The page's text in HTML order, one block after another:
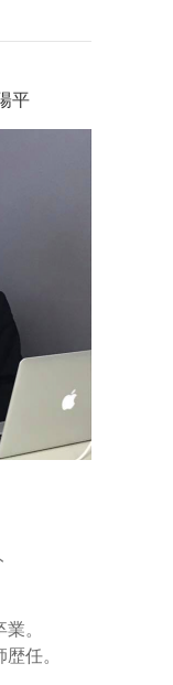
平
。
任。